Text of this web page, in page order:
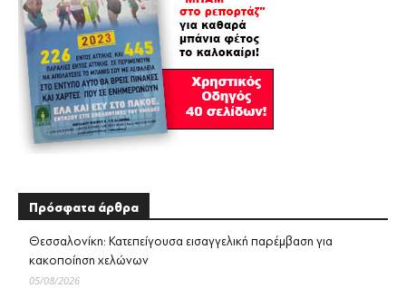
Πρόσφατα άρθρα
Θεσσαλονίκη: Κατεπείγουσα εισαγγελική παρέμβαση για
κακοποίηση χελώνων
05/08/2026